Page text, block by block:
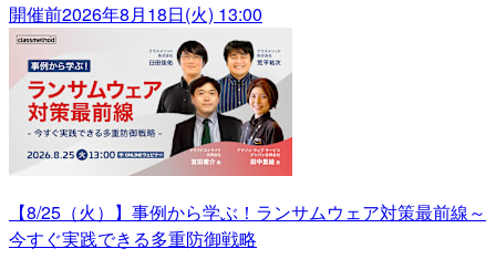
開催前2026年8月18日(火) 13:00
【8/25（火）】事例から学ぶ！ランサムウェア対策最前線～
今すぐ実践できる多重防御戦略